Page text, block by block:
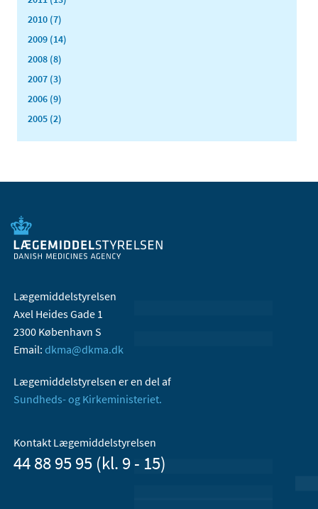
2010 (7)
2009 (14)
2008 (8)
2007 (3)
2006 (9)
2005 (2)
Lægemiddelstyrelsen
Axel Heides Gade 1
2300 København S
Email: dkma@dkma.dk
Lægemiddelstyrelsen er en del af
Sundheds- og Kirkeministeriet.
Kontakt Lægemiddelstyrelsen
44 88 95 95 (kl. 9 - 15)